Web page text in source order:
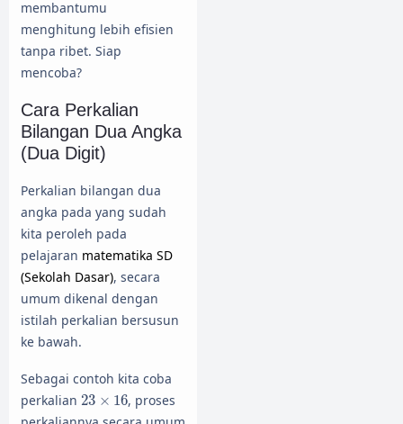
membantumu
menghitung lebih efisien
tanpa ribet. Siap
mencoba?
Cara Perkalian
Bilangan Dua Angka
(Dua Digit)
Perkalian bilangan dua
angka pada yang sudah
kita peroleh pada
pelajaran matematika SD
(Sekolah Dasar), secara
umum dikenal dengan
istilah perkalian bersusun
ke bawah.
Sebagai contoh kita coba
perkalian 23 × 16
23 ×16, proses